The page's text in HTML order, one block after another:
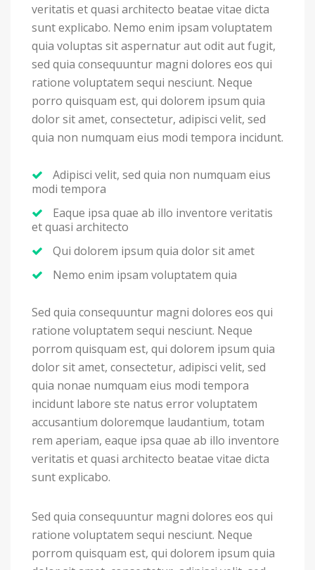
veritatis et quasi architecto beatae vitae dicta
sunt explicabo. Nemo enim ipsam voluptatem
quia voluptas sit aspernatur aut odit aut fugit,
sed quia consequuntur magni dolores eos qui
ratione voluptatem sequi nesciunt. Neque
porro quisquam est, qui dolorem ipsum quia
dolor sit amet, consectetur, adipisci velit, sed
quia non numquam eius modi tempora incidunt.
Adipisci velit, sed quia non numquam eius
modi tempora
Eaque ipsa quae ab illo inventore veritatis
et quasi architecto
Qui dolorem ipsum quia dolor sit amet
Nemo enim ipsam voluptatem quia
Sed quia consequuntur magni dolores eos qui
ratione voluptatem sequi nesciunt. Neque
porrom quisquam est, qui dolorem ipsum quia
dolor sit amet, consectetur, adipisci velit, sed
quia nonae numquam eius modi tempora
incidunt labore ste natus error voluptatem
accusantium doloremque laudantium, totam
rem aperiam, eaque ipsa quae ab illo inventore
veritatis et quasi architecto beatae vitae dicta
sunt explicabo.
Sed quia consequuntur magni dolores eos qui
ratione voluptatem sequi nesciunt. Neque
porrom quisquam est, qui dolorem ipsum quia